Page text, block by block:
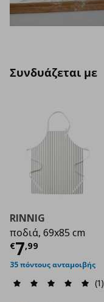
Συνδυάζεται με
RINNIG
ποδιά, 69x85 cm
€7,99
Τρέχουσα
35 πόντους ανταμοιβής
(1)